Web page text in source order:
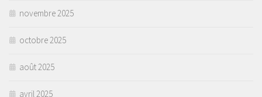
novembre 2025
octobre 2025
août 2025
avril 2025